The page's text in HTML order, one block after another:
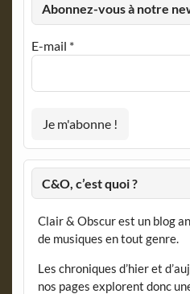
Abonnez-vous à notre
E-mail *
C&O, c’est quoi ?
Clair & Obscur est un blog
de musiques en tout genre.
Les chroniques d’hier et
nos pages explorent donc